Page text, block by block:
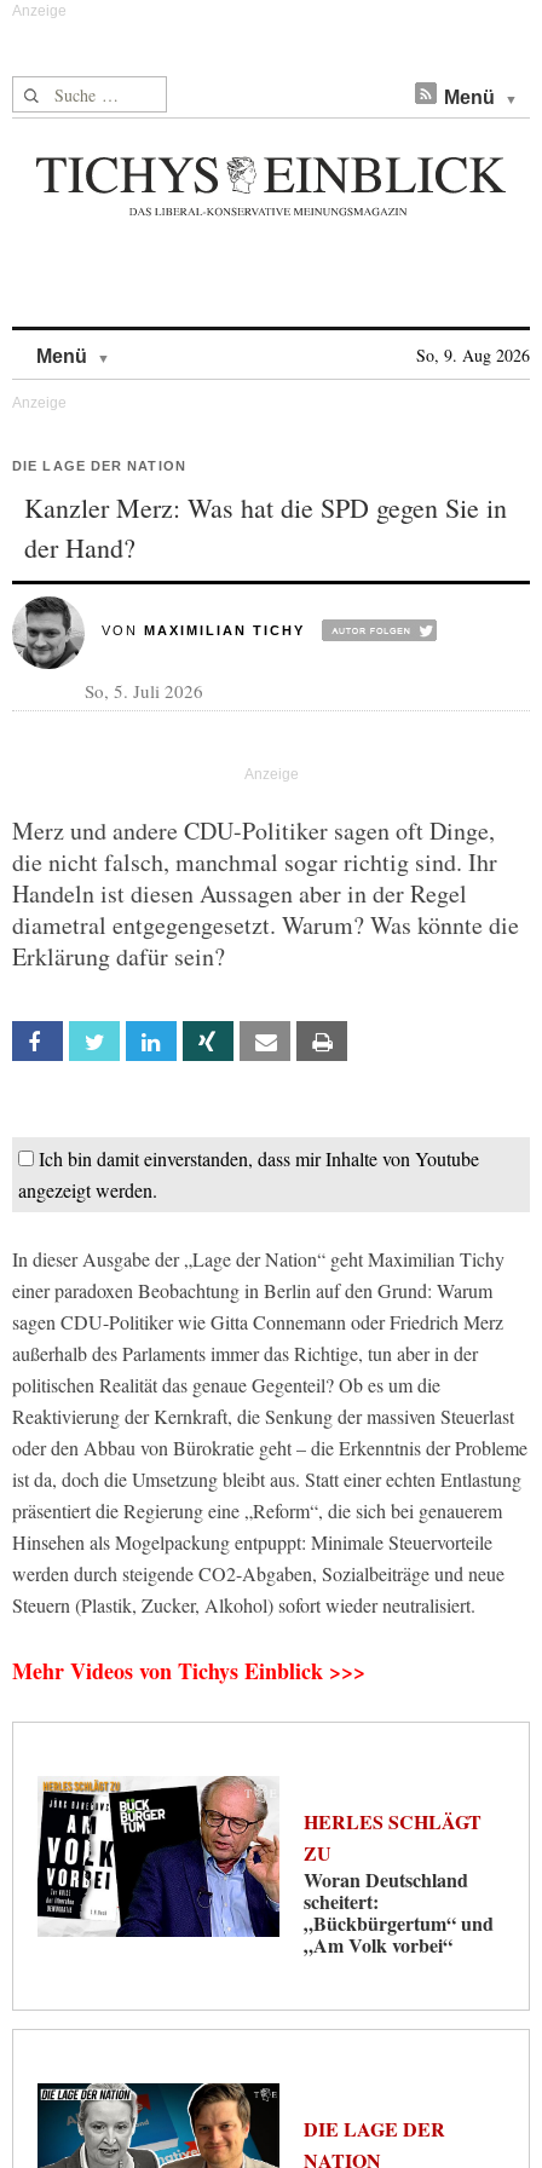
Suche nach: Menü
Menü So, 9. Aug 2026
DIE LAGE DER NATION
Kanzler Merz: Was hat die SPD gegen Sie in
der Hand?
VON MAXIMILIAN TICHY
So, 5. Juli 2026
Merz und andere CDU-Politiker sagen oft Dinge,
die nicht falsch, manchmal sogar richtig sind. Ihr
Handeln ist diesen Aussagen aber in der Regel
diametral entgegengesetzt. Warum? Was könnte die
Erklärung dafür sein?
Facebook Twitter Linkedin Xing Email
Ich bin damit einverstanden, dass mir Inhalte von Youtube
angezeigt werden.
In dieser Ausgabe der „Lage der Nation“ geht Maximilian Tichy
einer paradoxen Beobachtung in Berlin auf den Grund: Warum
sagen CDU-Politiker wie Gitta Connemann oder Friedrich Merz
außerhalb des Parlaments immer das Richtige, tun aber in der
politischen Realität das genaue Gegenteil? Ob es um die
Reaktivierung der Kernkraft, die Senkung der massiven Steuerlast
oder den Abbau von Bürokratie geht – die Erkenntnis der Probleme
ist da, doch die Umsetzung bleibt aus. Statt einer echten Entlastung
präsentiert die Regierung eine „Reform“, die sich bei genauerem
Hinsehen als Mogelpackung entpuppt: Minimale Steuervorteile
werden durch steigende CO2-Abgaben, Sozialbeiträge und neue
Steuern (Plastik, Zucker, Alkohol) sofort wieder neutralisiert.
Mehr Videos von Tichys Einblick >>>
HERLES SCHLÄGT
ZU
Woran Deutschland
scheitert:
„Bückbürgertum“ und
„Am Volk vorbei“
DIE LAGE DER
NATION